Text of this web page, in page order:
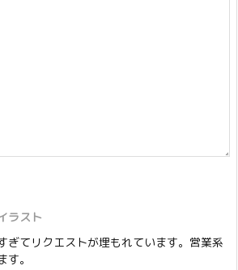
ラスト
てリクエストが埋もれています。営業系
す。